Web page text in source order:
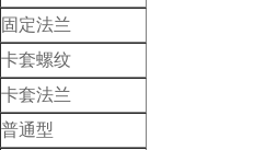
固定法兰
卡套螺纹
卡套法兰
普通型